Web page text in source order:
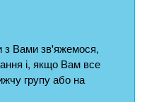
Вами зв'яжемося,
і, якщо Вам все
групу або на